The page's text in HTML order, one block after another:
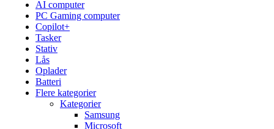
AI computer
PC Gaming computer
Copilot+
Tasker
Stativ
Lås
Oplader
Batteri
Flere kategorier
Kategorier
Samsung
Microsoft